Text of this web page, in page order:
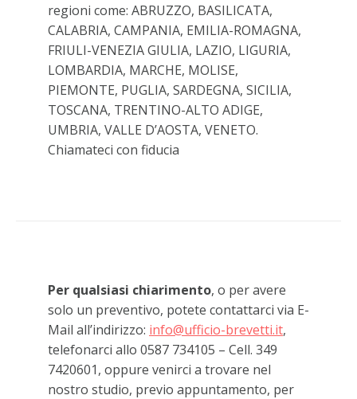
regioni come: ABRUZZO, BASILICATA,
CALABRIA, CAMPANIA, EMILIA-ROMAGNA,
FRIULI-VENEZIA GIULIA, LAZIO, LIGURIA,
LOMBARDIA, MARCHE, MOLISE,
PIEMONTE, PUGLIA, SARDEGNA, SICILIA,
TOSCANA, TRENTINO-ALTO ADIGE,
UMBRIA, VALLE D’AOSTA, VENETO.
Chiamateci con fiducia
Per qualsiasi chiarimento, o per avere
solo un preventivo, potete contattarci via E-
Mail all’indirizzo: info@ufficio-brevetti.it,
telefonarci allo 0587 734105 – Cell. 349
7420601, oppure venirci a trovare nel
nostro studio, previo appuntamento, per